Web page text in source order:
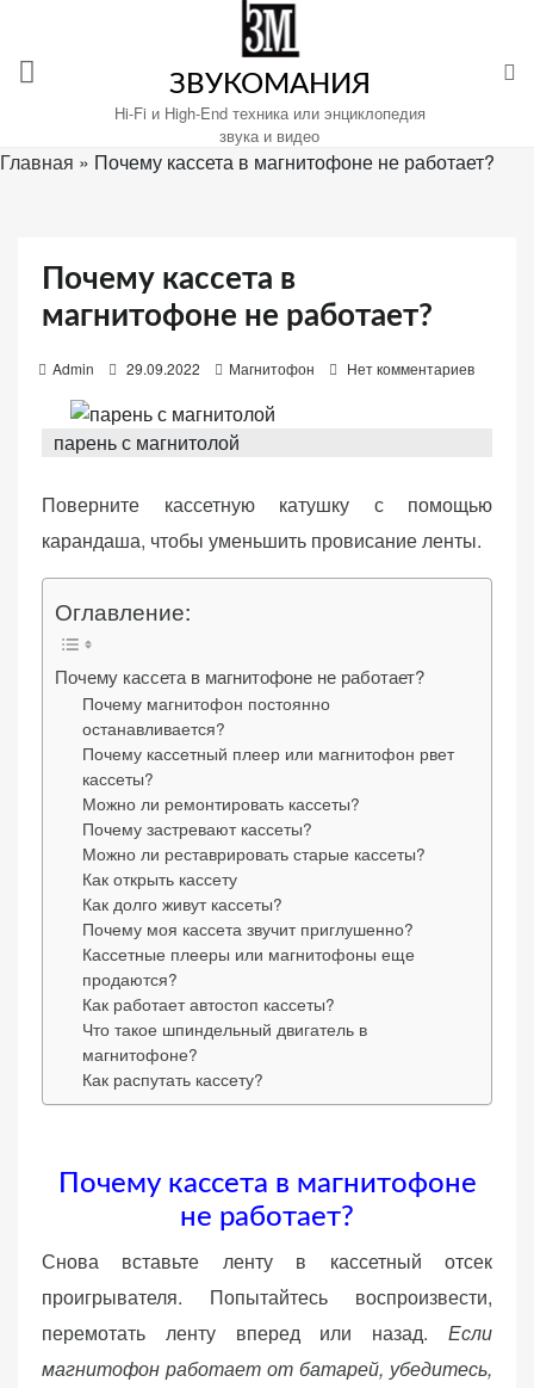
содержимому
ЗВУКОМАНИЯ
Hi-Fi и High-End техника или энциклопедия
звука и видео
Главная » Почему кассета в магнитофоне не работает?
Почему кассета в
магнитофоне не работает?
Admin
s
t
d
o
29.09.2022 Магнитофон Нет комментариев
парень с магнитолой
Поверните кассетную катушку с помощью
карандаша, чтобы уменьшить провисание ленты.
Оглавление:
Почему кассета в магнитофоне не работает?
Почему магнитофон постоянно
останавливается?
Почему кассетный плеер или магнитофон рвет
кассеты?
Можно ли ремонтировать кассеты?
Почему застревают кассеты?
Можно ли реставрировать старые кассеты?
Как открыть кассету
Как долго живут кассеты?
Почему моя кассета звучит приглушенно?
Кассетные плееры или магнитофоны еще
продаются?
Как работает автостоп кассеты?
Что такое шпиндельный двигатель в
магнитофоне?
Как распутать кассету?
Почему кассета в магнитофоне
не работает?
Снова вставьте ленту в кассетный отсек
проигрывателя. Попытайтесь воспроизвести,
перемотать ленту вперед или назад. Если
магнитофон работает от батарей, убедитесь,
«Принять
«Настройки
cookie»
для
Звукомания.
Обязательные
(технические)
Необходимы для
работы сайта.
Сохраняют
настройки,
корзину,
авторизацию. Они
необходимы для
функционирования
веб-сайта.
Функциональные
работу сайта. Если
вы откажетесь от
этих файлов
cookie, некоторые